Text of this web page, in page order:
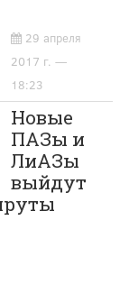
29 апреля
2017 г. —
18:23
Новые
ПАЗы и
ЛиАЗы
выйдут